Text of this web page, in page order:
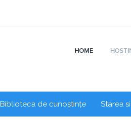
HOME
Biblioteca de cunoștințe Starea